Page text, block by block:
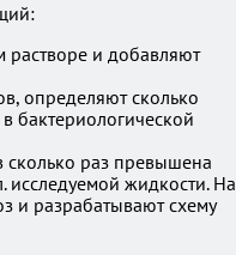
растворе и добавляют
определяют сколько
бактериологической
сколько раз превышена
исследуемой жидкости. На
и разрабатывают схему